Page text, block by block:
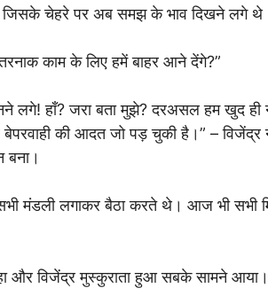
जिसके चेहरे पर अब समझ के भाव दिखने लगे
काम के लिए हमें बाहर आने देंगे?”
लगे! हाँ? जरा बता मुझे? दरअसल हम खुद ही
की आदत जो पड़ चुकी है।” –
मंडली लगाकर बैठा करते थे। आज भी सभी
विजेंद्र मुस्कुराता हुआ सबके सामने आया।